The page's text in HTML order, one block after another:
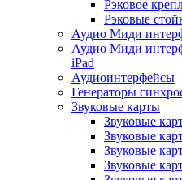
Рэковое
Рэковые
Аудио Миди
Аудио Миди
iPad
Аудиоинтерфейсы
Генераторы
Звуковые карты
Звуковые
Звуковые
Звуковые
Звуковые